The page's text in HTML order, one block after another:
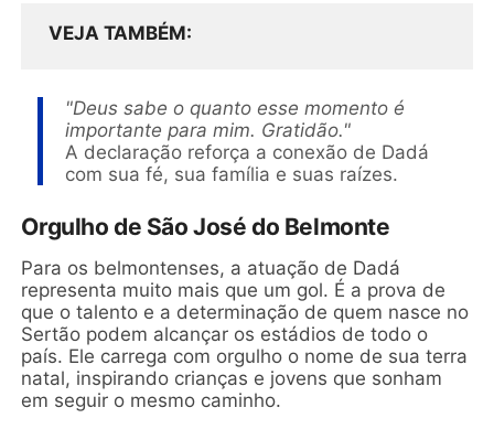
VEJA TAMBÉM
"Deus sabe o quanto esse momento é
importante para mim. Gratidão."
A declaração reforça a conexão de Dadá
com sua fé, sua família e suas raízes.
Orgulho de São José do Belmonte
Para os belmontenses, a atuação de Dadá
representa muito mais que um gol. É a prova de
que o talento e a determinação de quem nasce no
Sertão podem alcançar os estádios de todo o
país. Ele carrega com orgulho o nome de sua terra
natal, inspirando crianças e jovens que sonham
em seguir o mesmo caminho.